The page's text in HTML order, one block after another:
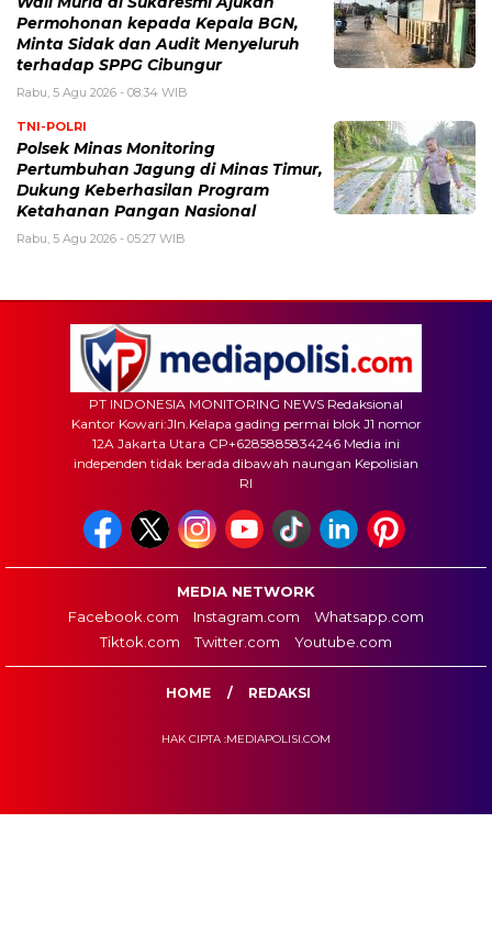
Permohonan kepada Kepala BGN,
Minta Sidak dan Audit Menyeluruh
terhadap SPPG Cibungur
Rabu, 5 Agu 2026 - 08:34 WIB
TNI-POLRI
Polsek Minas Monitoring
Pertumbuhan Jagung di Minas Timur,
Dukung Keberhasilan Program
Ketahanan Pangan Nasional
Rabu, 5 Agu 2026 - 05:27 WIB
PT INDONESIA MONITORING NEWS Redaksional
Kantor Kowari:Jln.Kelapa gading permai blok J1 nomor
12A Jakarta Utara CP+6285885834246 Media ini
independen tidak berada dibawah naungan Kepolisian
RI
MEDIA NETWORK
Facebook.com
Instagram.com
Whatsapp.com
Tiktok.com
Twitter.com Youtube.com
HOME REDAKSI
HAK CIPTA :MEDIAPOLISI.COM